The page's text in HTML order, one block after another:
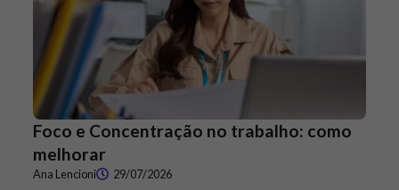
Foco e Concentração no trabalho: como
melhorar
Ana Lencioni 29/07/2026